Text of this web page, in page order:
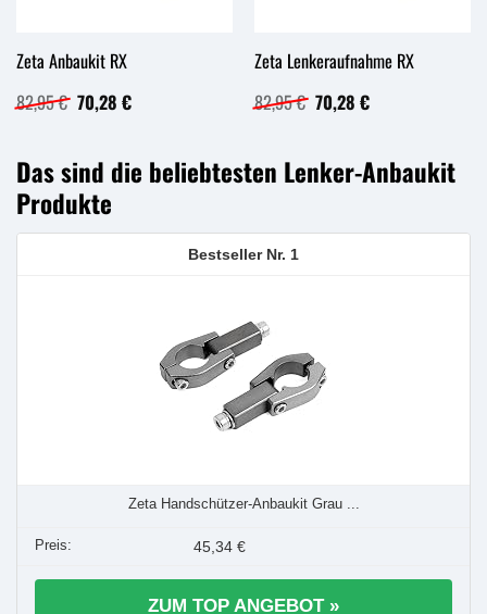
Zeta Anbaukit RX
82,95€ Ursprünglicher
Preis
70,28 €Aktueller
Preis
Zeta Lenkeraufnahme RX
82,95€ Ursprünglicher
Preis
70,28 €Aktueller
Preis
Das sind die beliebtesten Lenker-Anbaukit
Produkte
1
Zeta Handschützer-Anbaukit Grau ...
45,34 €
ZUM TOP ANGEBOT »